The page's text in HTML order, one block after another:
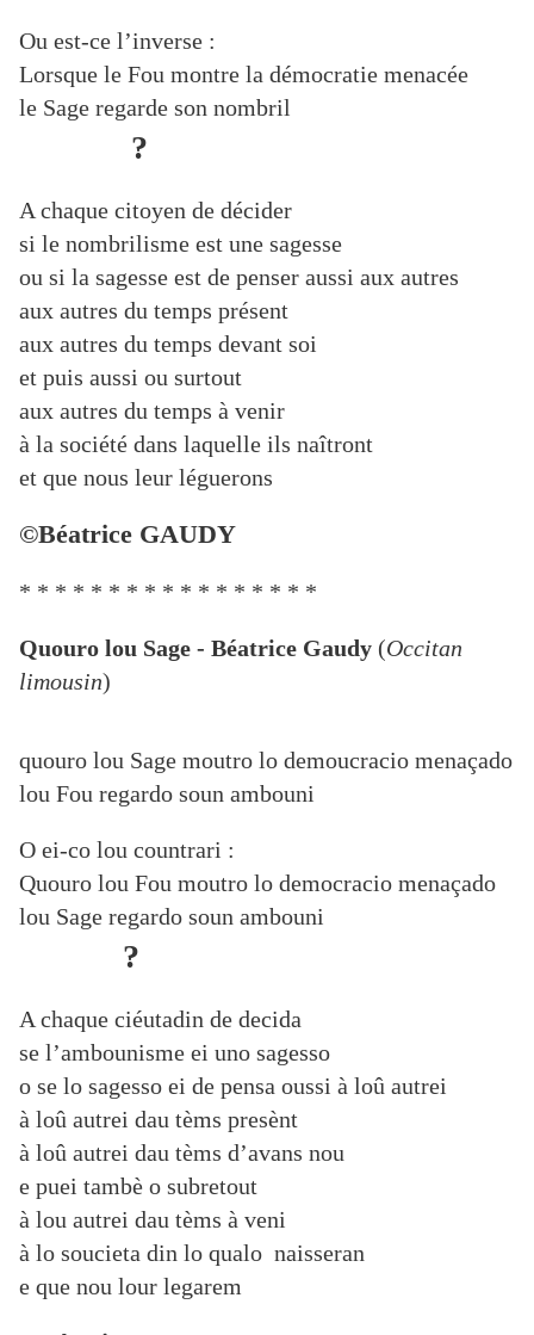
Ou est-ce l’inverse :
Lorsque le Fou montre la démocratie menacée
le Sage regarde son nombril
?
A chaque citoyen de décider
si le nombrilisme est une sagesse
ou si la sagesse est de penser aussi aux autres
aux autres du temps présent
aux autres du temps devant soi
et puis aussi ou surtout
aux autres du temps à venir
à la société dans laquelle ils naîtront
et que nous leur léguerons
©Béatrice GAUDY
* * * * * * * * * * * * * * * * *
Quouro lou Sage - Béatrice Gaudy (Occitan
limousin)
quouro lou Sage moutro lo demoucracio menaçado
lou Fou regardo soun ambouni
O ei-co lou countrari :
Quouro lou Fou moutro lo democracio menaçado
lou Sage regardo soun ambouni
?
A chaque ciéutadin de decida
se l’ambounisme ei uno sagesso
o se lo sagesso ei de pensa oussi à loû autrei
à loû autrei dau tèms presènt
à loû autrei dau tèms d’avans nou
e puei tambè o subretout
à lou autrei dau tèms à veni
à lo soucieta din lo qualo naisseran
e que nou lour legarem